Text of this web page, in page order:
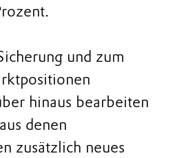
und zum
hinaus bearbeiten
denen
zusätzlich neues